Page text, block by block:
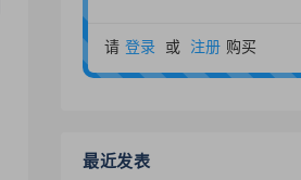
请 登录 或 注册 购买
最近发表